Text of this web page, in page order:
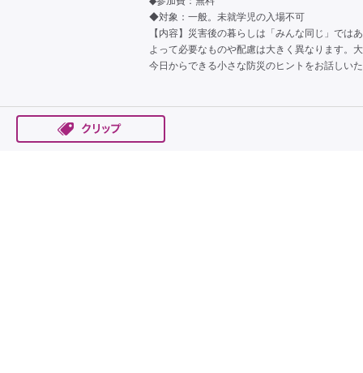
◆対象：一般。未就学児の入場不可
【内容】災害後の暮らしは「みんな同じ」で
よって必要なものや配慮は大きく異なります。
今日からできる小さな防災のヒントをお話しい